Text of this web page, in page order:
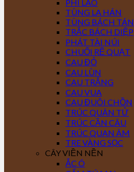
PHI LAO
TÙNG LA HÁN
TÙNG BÁCH TÁN
TRẮC BÁCH DIỆP
PHÁT TÀI NÚI
CHUỐI RẼ QUẠT
CAU ĐỎ
CAU LÙN
CAU TRẮNG
CAU VUA
CAU ĐUÔI CHỒN
TRÚC QUÂN TỬ
TRÚC CẦN CÂU
TRÚC QUAN ÂM
TRE VÀNG SỌC
CÂY VIỀN NỀN
ẮC Ó